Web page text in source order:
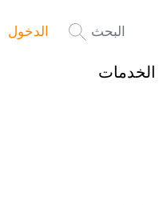
البحث الدخول
الخدمات